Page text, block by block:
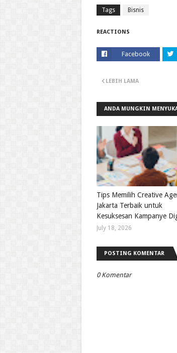
Tags Bisnis
REACTIONS
Facebook
LEBIH LAMA
ANDA MUNGKIN
Tips Memilih Creative
Jakarta Terbaik untuk
Kesuksesan Kampanye
July 18, 2026
POSTING KOMENTAR
0 Komentar